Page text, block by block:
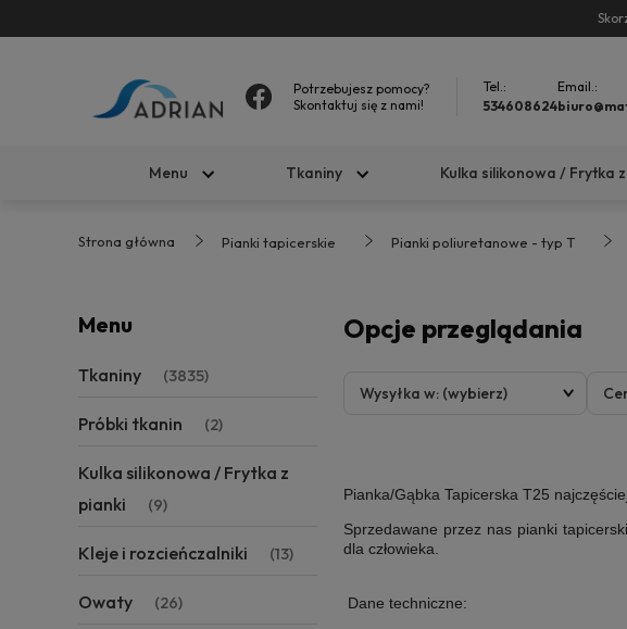
Potrzebujesz pomocy?
Skontaktuj się z nami!
Tel.:
534608624
Email.:
Menu Tkaniny Kulka silikonowa / Frytka
Strona główna Pianki tapicerskie Pianki poliuretanowe - typ T
Menu
Tkaniny (3835)
Próbki tkanin (2)
Kulka silikonowa / Frytka z
pianki
(9)
Kleje i rozcieńczalniki (13)
Owaty (26)
Opcje przeglądania
Wysyłka w: (wybierz)
Pianka/Gąbka Tapicerska T25
Sprzedawane przez nas pianki
dla człowieka.
Dane techniczne: